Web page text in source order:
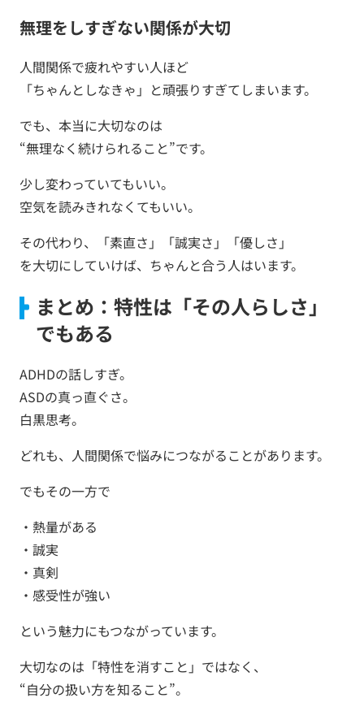
無理をしすぎない関係が大切
人間関係で疲れやすい人ほど
「ちゃんとしなきゃ」と頑張りすぎてしまいます。
でも、本当に大切なのは
“無理なく続けられること”です。
少し変わっていてもいい。
空気を読みきれなくてもいい。
その代わり、「素直さ」「誠実さ」「優しさ」
を大切にしていけば、ちゃんと合う人はいます。
まとめ：特性は「その人らしさ」
でもある
ADHDの話しすぎ。
ASDの真っ直ぐさ。
白黒思考。
どれも、人間関係で悩みにつながることがあります。
でもその一方で
・熱量がある
・誠実
・真剣
・感受性が強い
という魅力にもつながっています。
大切なのは「特性を消すこと」ではなく、
“自分の扱い方を知ること”。